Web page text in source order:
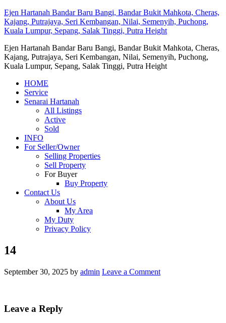
Ejen Hartanah Bandar Baru Bangi, Bandar Bukit Mahkota, Cheras,
Kajang, Putrajaya, Seri Kembangan, Nilai, Semenyih, Puchong,
Kuala Lumpur, Sepang, Salak Tinggi, Putra Height
Ejen Hartanah Bandar Baru Bangi, Bandar Bukit Mahkota, Cheras,
Kajang, Putrajaya, Seri Kembangan, Nilai, Semenyih, Puchong,
Kuala Lumpur, Sepang, Salak Tinggi, Putra Height
HOME
Service
Senarai Hartanah
All Listings
Active
Sold
INFO
For Seller/Owner
Selling Properties
Sell Property
For Buyer
Buy Property
Contact Us
About Us
My Area
My Duty
Privacy Policy
14
September 30, 2025 by admin Leave a Comment
Leave a Reply